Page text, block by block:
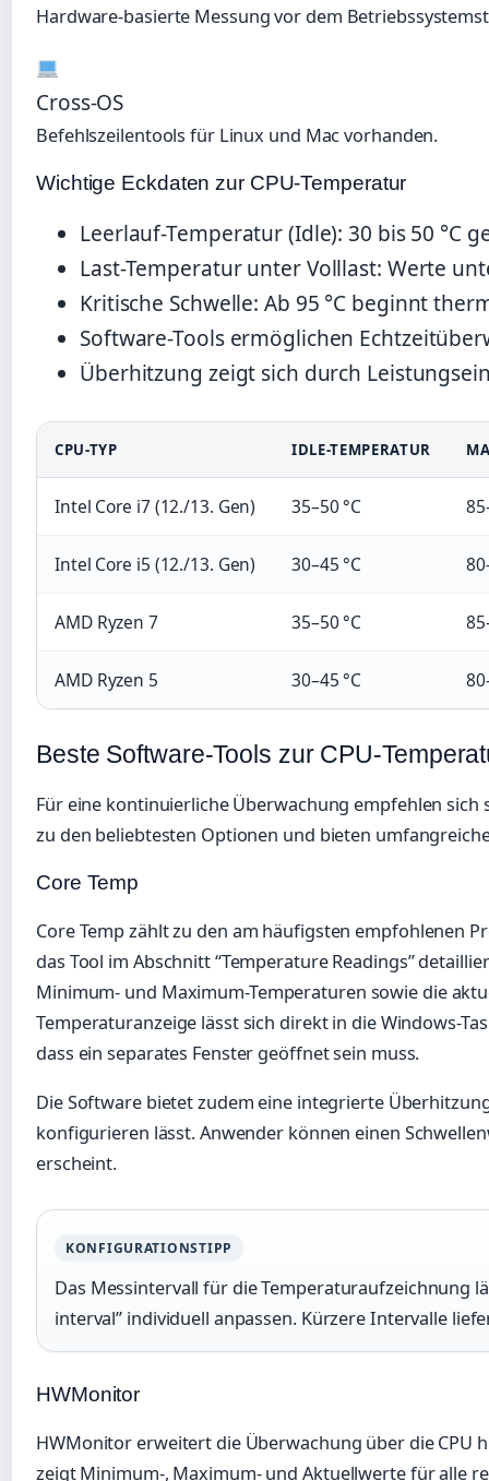
Hardware-basierte Messung vor dem
Cross-OS
Befehlszeilentools für Linux und Mac vorhanden.
Wichtige Eckdaten zur CPU-Temperatur
Leerlauf-Temperatur (Idle): 30 bis 50 °C
Last-Temperatur unter Volllast: Werte
Kritische Schwelle: Ab 95 °C beginnt
Software-Tools ermöglichen
Überhitzung zeigt sich durch
CPU-TYP IDLE-TEMPERATUR
Intel Core i7 (12./13. Gen) 35–50 °C
Intel Core i5 (12./13. Gen) 30–45 °C
AMD Ryzen 7 35–50 °C
AMD Ryzen 5 30–45 °C
Beste Software-Tools zur CPU-
Für eine kontinuierliche Überwachung empfehlen
zu den beliebtesten Optionen und bieten
Core Temp
Core Temp zählt zu den am häufigsten empfohlenen
das Tool im Abschnitt “Temperature Readings”
Minimum- und Maximum-Temperaturen sowie die
Temperaturanzeige lässt sich direkt in die Windows-
dass ein separates Fenster geöffnet sein muss.
Die Software bietet zudem eine integrierte
konfigurieren lässt. Anwender können einen
erscheint.
KONFIGURATIONSTIPP
Das Messintervall für die Temperaturaufzeichnung
interval” individuell anpassen. Kürzere Intervalle
HWMonitor
HWMonitor erweitert die Überwachung über die CPU
zeigt Minimum-, Maximum- und Aktuellwerte für alle